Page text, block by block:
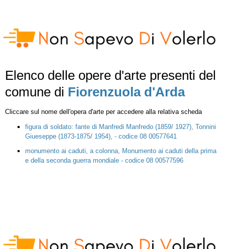
Elenco delle opere d'arte presenti del
comune di Fiorenzuola d'Arda
Cliccare sul nome dell'opera d'arte per accedere alla relativa scheda
figura di soldato: fante di Manfredi Manfredo (1859/ 1927), Tonnini
Giueseppe (1873-1875/ 1954), - codice 08 00577641
monumento ai caduti, a colonna, Monumento ai caduti della prima
e della seconda guerra mondiale - codice 08 00577596